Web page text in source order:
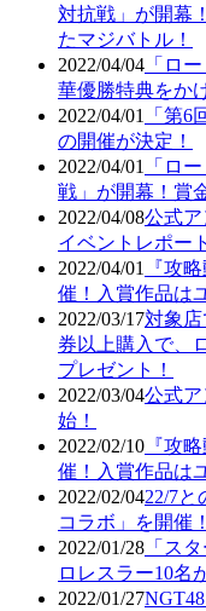
対抗戦」が開幕
たマジバトル！
2022/04/04 「ロ
華優勝特典をか
2022/04/01
「第6
の開催が決定！
2022/04/01
「ロ
戦」が開幕！賞
2022/04/08公式
イベントレポー
2022/04/01
『攻
催！入賞作品は
2022/03/17対象店
券以上購入で、
プレゼント！
2022/03/04公式
始！
2022/02/10 『攻
催！入賞作品は
2022/02/0422/7
コラボ」を開催！
2022/01/28 「ス
ロレスラー10名
2022/01/27